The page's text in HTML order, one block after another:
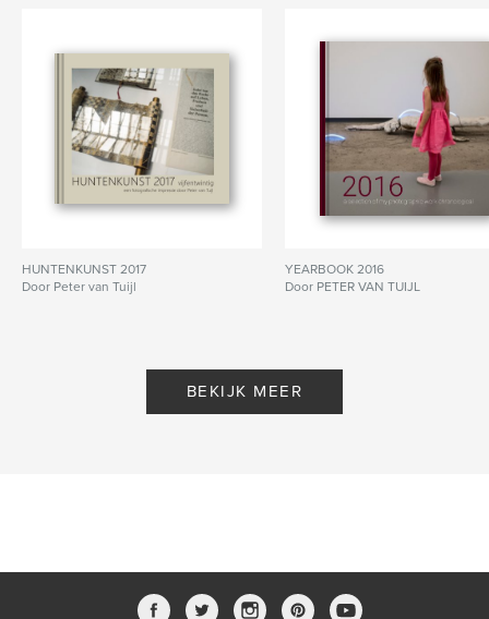
HUNTENKUNST 2017
Door Peter van Tuijl
YEARBOOK 2016
Door PETER VAN TUIJL
BEKIJK MEER